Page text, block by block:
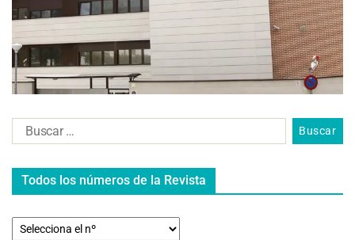
Todos los números de la Revista